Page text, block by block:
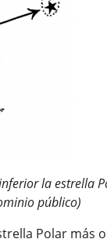
la estrella
público)
Polar más